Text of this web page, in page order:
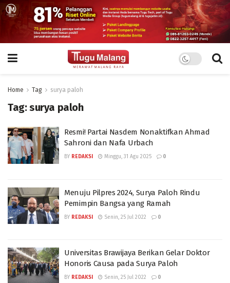
Home Tag surya paloh
Tag:surya paloh
Resmi! Partai Nasdem Nonaktifkan Ahmad
Sahroni dan Nafa Urbach
BY REDAKSI Minggu, 31 Agu 2025 0
Menuju Pilpres 2024, Surya Paloh Rindu
Pemimpin Bangsa yang Ramah
BY REDAKSI Senin, 25 Jul 2022 0
Universitas Brawijaya Berikan Gelar Doktor
Honoris Causa pada Surya Paloh
BY REDAKSI Senin, 25 Jul 2022 0